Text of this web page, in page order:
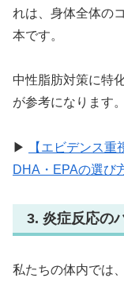
れは、身体全体の
本です。
中性脂肪対策に特
が参考になります。
▶
【エビデンス
DHA・EPAの選び
3. 炎症反応の
私たちの体内では